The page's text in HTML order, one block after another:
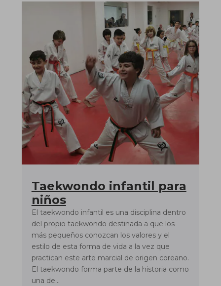
Taekwondo infantil para
niños
El taekwondo infantil es una disciplina dentro
del propio taekwondo destinada a que los
más pequeños conozcan los valores y el
estilo de esta forma de vida a la vez que
practican este arte marcial de origen coreano.
El taekwondo forma parte de la historia como
una de...